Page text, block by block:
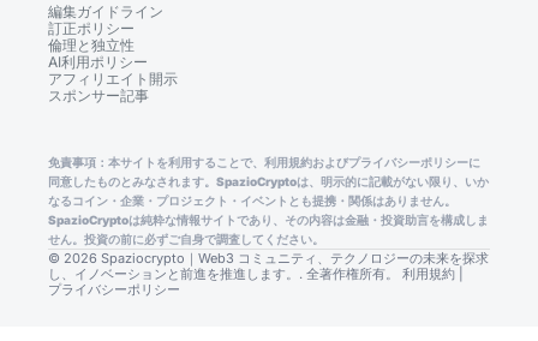
編集ガイドライン
訂正ポリシー
倫理と独立性
AI利用ポリシー
アフィリエイト開示
スポンサー記事
免責事項：本サイトを利用することで、利用規約およびプライバシーポリシーに
同意したものとみなされます。SpazioCryptoは、明示的に記載がない限り、いか
なるコイン・企業・プロジェクト・イベントとも提携・関係はありません。
SpazioCryptoは純粋な情報サイトであり、その内容は金融・投資助言を構成しま
せん。投資の前に必ずご自身で調査してください。
© 2026 Spaziocrypto｜Web3 コミュニティ、テクノロジーの未来を探求
し、イノベーションと前進を推進します。. 全著作権所有。 利用規約
プライバシーポリシー